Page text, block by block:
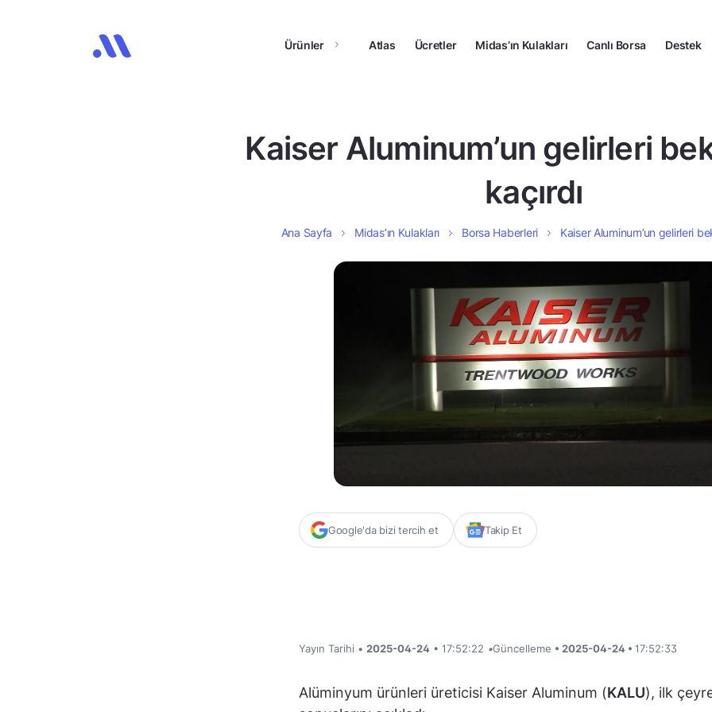
Ürünler Atlas Ücretler Midas’ın Kulakları Canlı Borsa Destek
Kaiser Aluminum’un gelirleri
kaçırdı
Ana Sayfa Midas’ın Kulakları Borsa Haberleri Kaiser Aluminum’un gelirleri
Google'da bizi tercih et Takip Et
Yayın Tarihi • 2025-04-24 • 17:52:22 •Güncelleme • 2025-04-24 • 17:52:33
Alüminyum ürünleri üreticisi Kaiser Aluminum (KALU), ilk